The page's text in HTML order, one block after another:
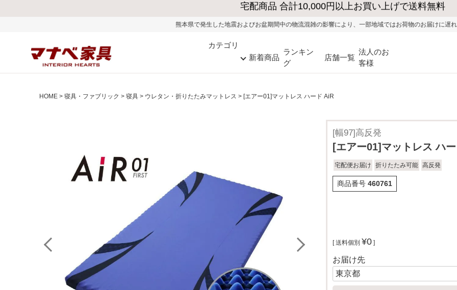
大型家具の送料・設置無料（※当社エリア）
熊本県で発生した地震およびお盆期間中の物流混雑の影響により、一部地域ではお荷物のお届けに遅れが生じる可能性がござ
カテゴリ
新着商品
ランキン
グ
店舗一覧
法人のお
客様
HOME 寝具・ファブリック 寝具 ウレタン・折りたたみマットレス [エアー01]マットレス ハード AiR
[幅97]高反発
[エアー01]マットレス ハ
宅配便お届け 折りたたみ可能 高反発
商品番号 460761
送料個別 ¥0
お届け先